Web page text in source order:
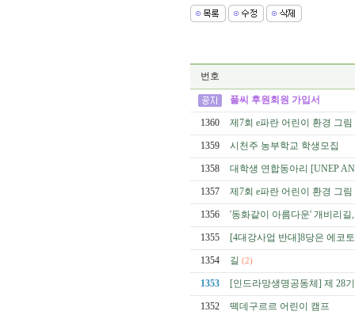
번호
풀씨 후원회원 가입서
1360 제7회 e파란 어린이 환경 그
1359 시천주 농부학교 학생모집
1358 대학생 연합동아리 [UNEP
1357 제7회 e파란 어린이 환경 그
1356 '동화같이 아름다운' 개비리
1355 [4대강사업 반대]8당은 에코
1354 길 (2)
1353 [인드라망생명공동체] 제 28
1352 떽데구르르 어린이 캠프